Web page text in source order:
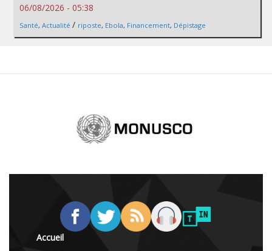
06/08/2026 - 05:38
Santé, Actualité / riposte, Ebola, Financement, Dépistage
Accueil